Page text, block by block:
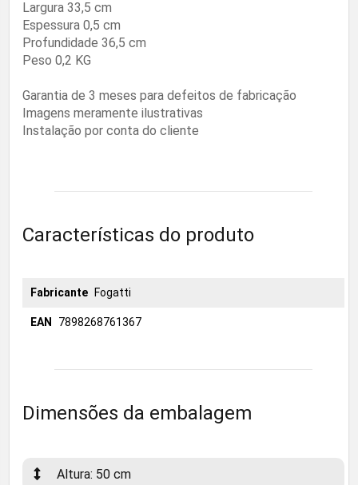
Largura 33,5 cm
Espessura 0,5 cm
Profundidade 36,5 cm
Peso 0,2 KG
Garantia de 3 meses para defeitos de fabricação
Imagens meramente ilustrativas
Instalação por conta do cliente
Características do produto
Fabricante Fogatti
EAN 7898268761367
Dimensões da embalagem
Altura: 50 cm